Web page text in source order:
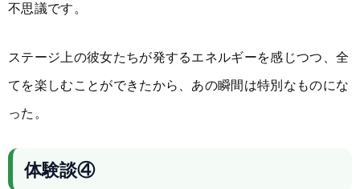
不思議です。
ステージ上の彼女たちが発するエネルギーを感じつつ、全
てを楽しむことができたから、あの瞬間は特別なものにな
った。
体験談④